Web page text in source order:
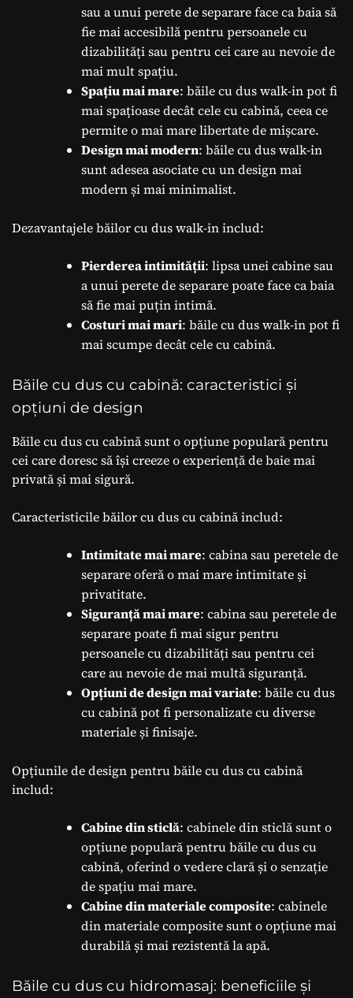
sau a unui perete de separare face ca baia să
fie mai accesibilă pentru persoanele cu
dizabilități sau pentru cei care au nevoie de
mai mult spațiu.
Spațiu mai mare: băile cu dus walk-in pot fi
mai spațioase decât cele cu cabină, ceea ce
permite o mai mare libertate de mișcare.
Design mai modern: băile cu dus walk-in
sunt adesea asociate cu un design mai
modern și mai minimalist.
Dezavantajele băilor cu dus walk-in includ:
Pierderea intimității: lipsa unei cabine sau
a unui perete de separare poate face ca baia
să fie mai puțin intimă.
Costuri mai mari: băile cu dus walk-in pot fi
mai scumpe decât cele cu cabină.
Băile cu dus cu cabină: caracteristici și
opțiuni de design
Băile cu dus cu cabină sunt o opțiune populară pentru
cei care doresc să își creeze o experiență de baie mai
privată și mai sigură.
Caracteristicile băilor cu dus cu cabină includ:
Intimitate mai mare: cabina sau peretele de
separare oferă o mai mare intimitate și
privatitate.
Siguranță mai mare: cabina sau peretele de
separare poate fi mai sigur pentru
persoanele cu dizabilități sau pentru cei
care au nevoie de mai multă siguranță.
Opțiuni de design mai variate: băile cu dus
cu cabină pot fi personalizate cu diverse
materiale și finisaje.
Opțiunile de design pentru băile cu dus cu cabină
includ:
Cabine din sticlă: cabinele din sticlă sunt o
opțiune populară pentru băile cu dus cu
cabină, oferind o vedere clară și o senzație
de spațiu mai mare.
Cabine din materiale composite: cabinele
din materiale composite sunt o opțiune mai
durabilă și mai rezistentă la apă.
Băile cu dus cu hidromasaj: beneficiile și